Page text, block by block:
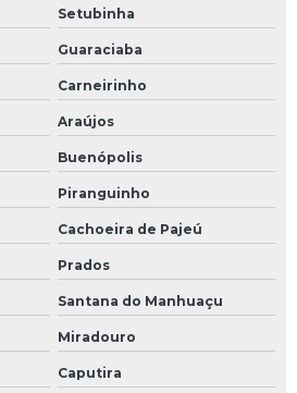
Setubinha
Guaraciaba
Carneirinho
Araújos
Buenópolis
Piranguinho
Cachoeira de Pajeú
Prados
Santana do Manhuaçu
Miradouro
Caputira